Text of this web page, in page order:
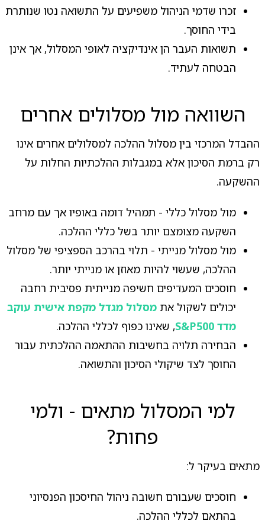
זכרו שדמי הניהול משפיעים על התשואה נטו שנותרת
בידי החוסך.
תשואות העבר הן אינדיקציה לאופי המסלול, אך אינן
הבטחה לעתיד.
השוואה מול מסלולים אחרים
ההבדל המרכזי בין מסלול ההלכה למסלולים אחרים אינו
רק ברמת הסיכון אלא במגבלות ההלכתיות החלות על
ההשקעה.
מול מסלול כללי - תמהיל דומה באופיו אך עם מרחב
השקעה מצומצם יותר בשל כללי ההלכה.
מול מסלול מנייתי - תלוי בהרכב הספציפי של מסלול
ההלכה, שעשוי להיות מאוזן או מנייתי יותר.
חוסכים המעדיפים חשיפה מנייתית פסיבית רחבה
יכולים לשקול את מסלול מגדל מקפת אישית עוקב
מדד S&P500
, שאינו כפוף לכללי ההלכה.
הבחירה תלויה בחשיבות ההתאמה ההלכתית עבור
החוסך לצד שיקולי הסיכון והתשואה.
למי המסלול מתאים - ולמי
פחות?
מתאים בעיקר ל:
חוסכים שעבורם חשובה ניהול החיסכון הפנסיוני
בהתאם לכללי ההלכה.